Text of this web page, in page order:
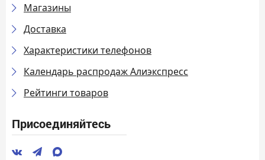
Магазины
Доставка
Характеристики телефонов
Календарь распродаж Алиэкспресс
Рейтинги товаров
Присоединяйтесь